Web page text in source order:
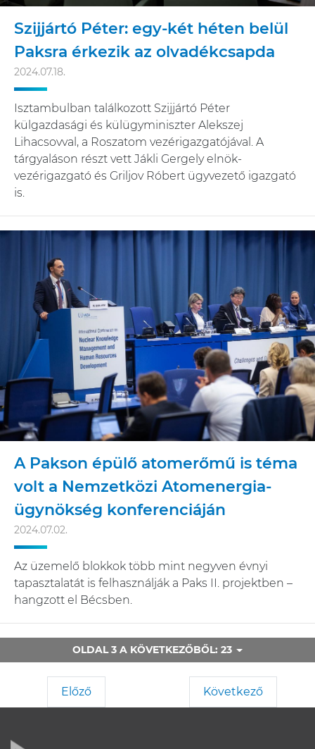
Szijjártó Péter: egy-két héten belül
Paksra érkezik az olvadékcsapda
2024.07.18.
Isztambulban találkozott Szijjártó Péter
külgazdasági és külügyminiszter Alekszej
Lihacsovval, a Roszatom vezérigazgatójával. A
tárgyaláson részt vett Jákli Gergely elnök-
vezérigazgató és Griljov Róbert ügyvezető igazgató
is.
A Pakson épülő atomerőmű is téma
volt a Nemzetközi Atomenergia-
ügynökség konferenciáján
2024.07.02.
Az üzemelő blokkok több mint negyven évnyi
tapasztalatát is felhasználják a Paks II. projektben –
hangzott el Bécsben.
OLDAL 3 A KÖVETKEZŐBŐL: 23
Előző Következő